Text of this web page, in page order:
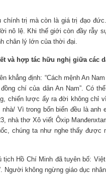
trị mà còn là giá trị đạo
nô lệ. Khi thế giới còn đầy rẫy
chân lý lớn của thời đại.
và hợp tác hữu nghị giữa các
khẳng định: “Cách mệnh An
chí của dân An Nam”. Có
chiến lược ấy ra đời không chỉ
Vì trong bốn biển đều là
nhà thơ Xô viết Ôxip
chúng ta như nghe thấy
Hồ Chí Minh đã tuyên bố:
không ngừng giáo dục